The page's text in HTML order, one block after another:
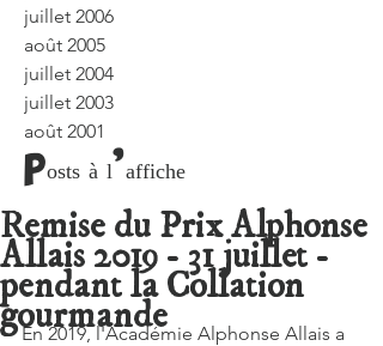
juillet 2006
août 2005
juillet 2004
juillet 2003
août 2001
Posts à l'affiche
Remise du Prix Alphonse
Allais 2019 - 31 juillet -
pendant la Collation
gourmande
En 2019, l'Académie Alphonse Allais a